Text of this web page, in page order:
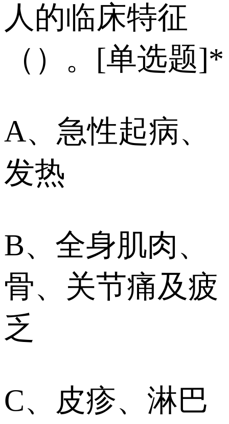
人的临床特征
（）。[单选题]*
A、急性起病、
发热
B、全身肌肉、
骨、关节痛及疲
乏
C、皮疹、淋巴